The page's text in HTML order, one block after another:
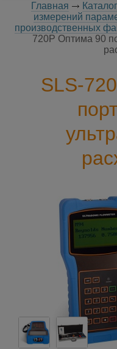
Главная
измерений
производственных
720P Оптима 90
SLS-